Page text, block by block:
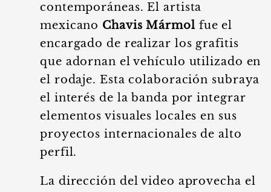
contemporáneas. El artista
mexicano Chavis Mármolfue el
encargado de realizar los grafitis
que adornan el vehículo utilizado en
el rodaje. Esta colaboración subraya
el interés de la banda por integrar
elementos visuales locales en sus
proyectos internacionales de alto
perfil.
La dirección del video aprovecha el